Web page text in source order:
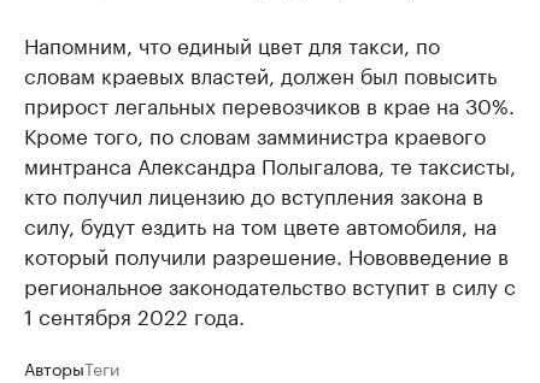
Напомним, что единый цвет для такси, по
словам краевых властей, должен был повысить
прирост легальных перевозчиков в крае на 30%.
Кроме того, по словам замминистра краевого
минтранса Александра Полыгалова, те таксисты,
кто получил лицензию до вступления закона в
силу, будут ездить на том цвете автомобиля, на
который получили разрешение. Нововведение в
региональное законодательство вступит в силу с
1 сентября 2022 года.
АвторыТеги